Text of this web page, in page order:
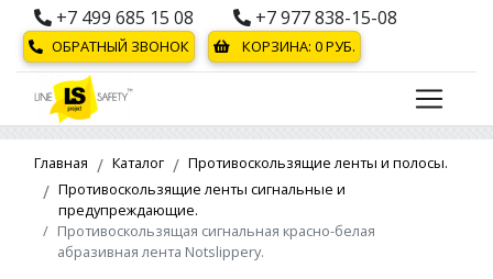
+7 499 685 15 08 +7 977 838-15-08
ОБРАТНЫЙ ЗВОНОК КОРЗИНА: 0РУБ.
Главная Каталог
Противоскользящие ленты и полосы.
Противоскользящие ленты сигнальные и
предупреждающие.
Противоскользящая сигнальная красно-белая
абразивная лента Notslippery.